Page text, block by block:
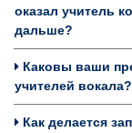
оказал учитель
дальше?
Каковы ваши
учителей вокала?
Как делается